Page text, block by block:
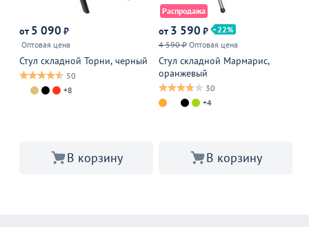
от 5 090 ₽
Оптовая цена
Стул складной Торни, черный
50
+8
В корзину
Распродажа
от 3 590 ₽
22
4 590 ₽ Оптовая цена
Стул складной Мармарис,
оранжевый
30
+4
В корзину